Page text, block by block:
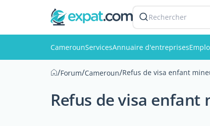
Rechercher
CamerounServicesAnnuaire d'entreprises
/Forum/Cameroun/Refus de visa enfant
Refus de visa